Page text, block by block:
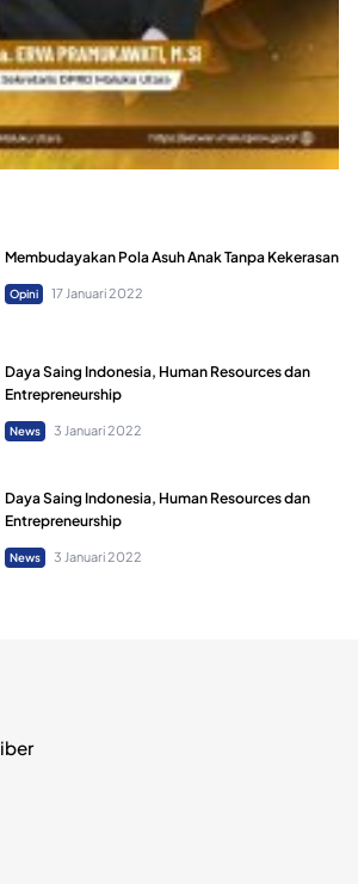
Membudayakan Pola Asuh Anak Tanpa Kekerasan
Opini 17 Januari 2022
Daya Saing Indonesia, Human Resources dan
Entrepreneurship
News 3 Januari 2022
Daya Saing Indonesia, Human Resources dan
Entrepreneurship
News 3 Januari 2022